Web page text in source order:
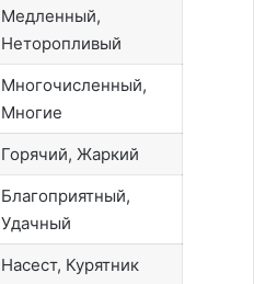
Медленный,
Неторопливый
Многочисленный,
Многие
Горячий, Жаркий
Благоприятный,
Удачный
Насест, Курятник